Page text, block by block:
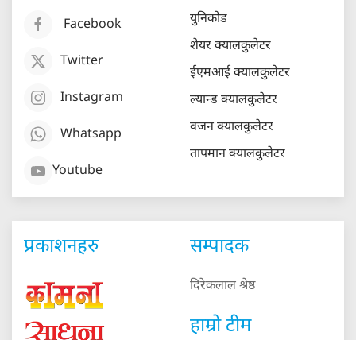
Facebook
Twitter
Instagram
Whatsapp
Youtube
युनिकोड
शेयर क्यालकुलेटर
ईएमआई क्यालकुलेटर
ल्यान्ड क्यालकुलेटर
वजन क्यालकुलेटर
तापमान क्यालकुलेटर
प्रकाशनहरु सम्पादक
दिरेकलाल श्रेष्ठ
हाम्रो टीम